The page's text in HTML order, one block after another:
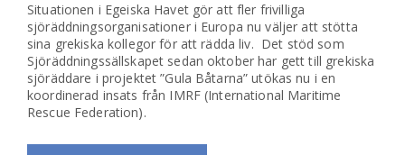
Situationen i Egeiska Havet gör att fler frivilliga
sjöräddningsorganisationer i Europa nu väljer att stötta
sina grekiska kollegor för att rädda liv. Det stöd som
Sjöräddningssällskapet sedan oktober har gett till grekiska
sjöräddare i projektet ”Gula Båtarna” utökas nu i en
koordinerad insats från IMRF (International Maritime
Rescue Federation).